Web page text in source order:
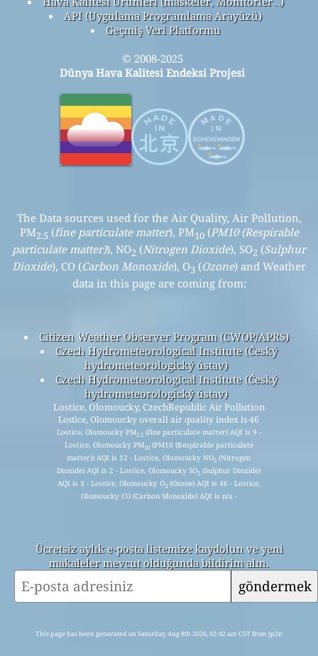
API (Uygulama Programlama Arayüzü)
Geçmiş Veri Platformu
© 2008-2025
Dünya Hava Kalitesi Endeksi Projesi
The Data sources used for the Air Quality, Air Pollution,
PM2.5 (fine particulate matter), PM10(PM10 (Respirable
particulate matter)), NO2 (Nitrogen Dioxide), SO2 (Sulphur
Dioxide), CO (Carbon Monoxide), O3 (Ozone) and Weather
data in this page are coming from:
Citizen Weather Observer Program (CWOP/APRS)
Czech Hydrometeorological Institute (Český
hydrometeorologický ústav)
Czech Hydrometeorological Institute (Český
hydrometeorologický ústav)
Lostice, Olomoucky, CzechRepublic Air Pollution
Lostice, Olomoucky overall air quality index is 46
Lostice, Olomoucky PM2.5(fine particulate matter) AQI is 9 -
Lostice, Olomoucky PM10(PM10 (Respirable particulate
matter)) AQI is 12 - Lostice, Olomoucky NO2 (Nitrogen
Dioxide) AQI is 2 - Lostice, Olomoucky SO2 (Sulphur Dioxide)
AQI is 3 - Lostice, Olomoucky O3(Ozone) AQI is 46 - Lostice,
Olomoucky CO (Carbon Monoxide) AQI is n/a -
Ücretsiz aylık e-posta listemize kaydolun ve yeni
makaleler mevcut olduğunda bildirim alın.
göndermek
This page has been generated on Saturday, Aug 8th 2026, 02:42 am CST from jp2n